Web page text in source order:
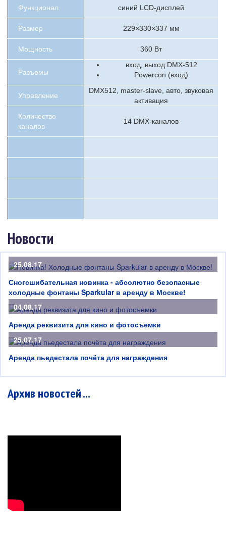
Функционал синий LCD-дисплей
Размер 229×330×337 мм
Мощность 360 Вт
Разъемы
вход, выход:DMX-512
Powercon (вход)
Управление
DMX512, master-slave, авто, звуковая
активация
Количество
каналов
14 DMX-каналов
Новости
25.08.17
Сногсшибательная новинка - абсолютно безопасные
холодные фонтаны Sparkular в аренду в Москве!
04.08.17
Аренда реквизита для кино и фотосъемки
25.07.17
Аренда пьедестала почёта для награждения
Архив новостей ...